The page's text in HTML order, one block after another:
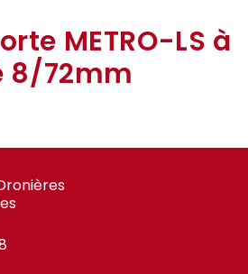
METRO-LS à
8/72mm